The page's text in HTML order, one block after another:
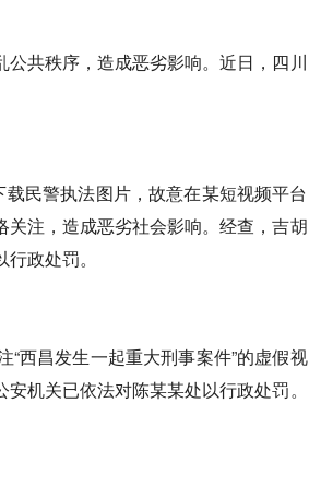
共秩序，造成恶劣影响。近日，四川
民警执法图片，故意在某短视频平台
关注，造成恶劣社会影响。经查，吉胡
政处罚。
昌发生一起重大刑事案件”的虚假视
机关已依法对陈某某处以行政处罚。